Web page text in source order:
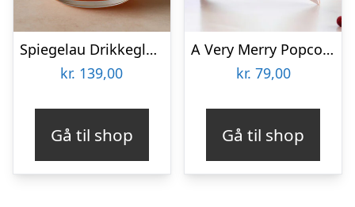
Spiegelau Drikkeglas med Gravering – Egen Tekst
kr. 139,00
Gå til shop
A Very Merry Popcorn Selection Gaveæske – Joe & Seph’s
kr. 79,00
Gå til shop